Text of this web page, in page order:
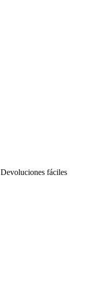
Devoluciones fáciles